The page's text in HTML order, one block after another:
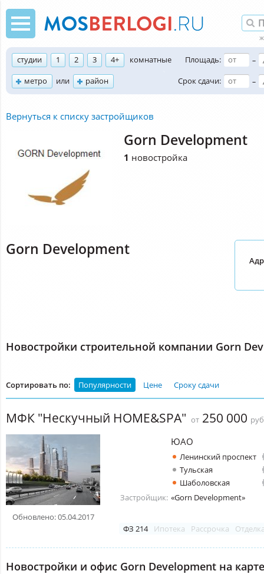
студии 1 2 3 4+
комнатные
метро
или район
Площадь:
–
Срок сдачи:
–
Вернуться к списку застройщиков
Gorn Development
1 новостройка
Gorn Development
Новостройки строительной компании Gorn
Сортировать по: Популярности Цене Сроку сдачи
МФК "Нескучный HOME&SPA" от 250 000
Обновлено: 05.04.2017
ЮАО
Ленинский проспект
Тульская
Шаболовская
Застройщик: «Gorn Development»
ФЗ 214 Ипотека Рассрочка
Новостройки и офис Gorn Development на карте